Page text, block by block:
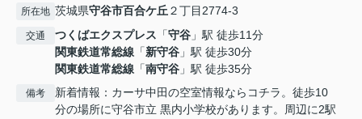
所在地 茨城県守谷市百合ケ丘２丁目2774-3
交通 つくばエクスプレス 「守谷 」駅 徒歩11分
関東鉄道常総線 「新守谷 」駅 徒歩30分
関東鉄道常総線 「南守谷 」駅 徒歩35分
備考
新着情報：カーサ中田の空室情報ならコチラ。徒歩10
分の場所に守谷市立 黒内小学校があります。周辺に2駅